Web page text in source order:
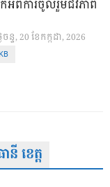
អំពីការចូលរួមជីវភាព
ៃ​ចន្ទ, 20 ខែ​កក្កដា, 2026
ខេត្ត